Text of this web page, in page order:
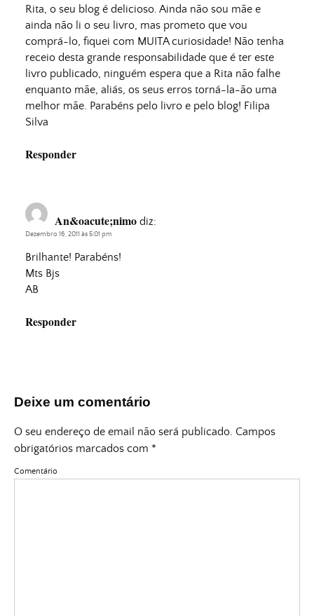
Rita, o seu blog é delicioso. Ainda não sou mãe e
ainda não li o seu livro, mas prometo que vou
comprá-lo, fiquei com MUITA curiosidade! Não tenha
receio desta grande responsabilidade que é ter este
livro publicado, ninguém espera que a Rita não falhe
enquanto mãe, aliás, os seus erros torná-la-ão uma
melhor mãe. Parabéns pelo livro e pelo blog! Filipa
Silva
Responder
An&oacute;nimo diz:
Dezembro 16, 2011 às 5:01 pm
Brilhante! Parabéns!
Mts Bjs
AB
Responder
Deixe um comentário
O seu endereço de email não será publicado. Campos
obrigatórios marcados com *
Comentário